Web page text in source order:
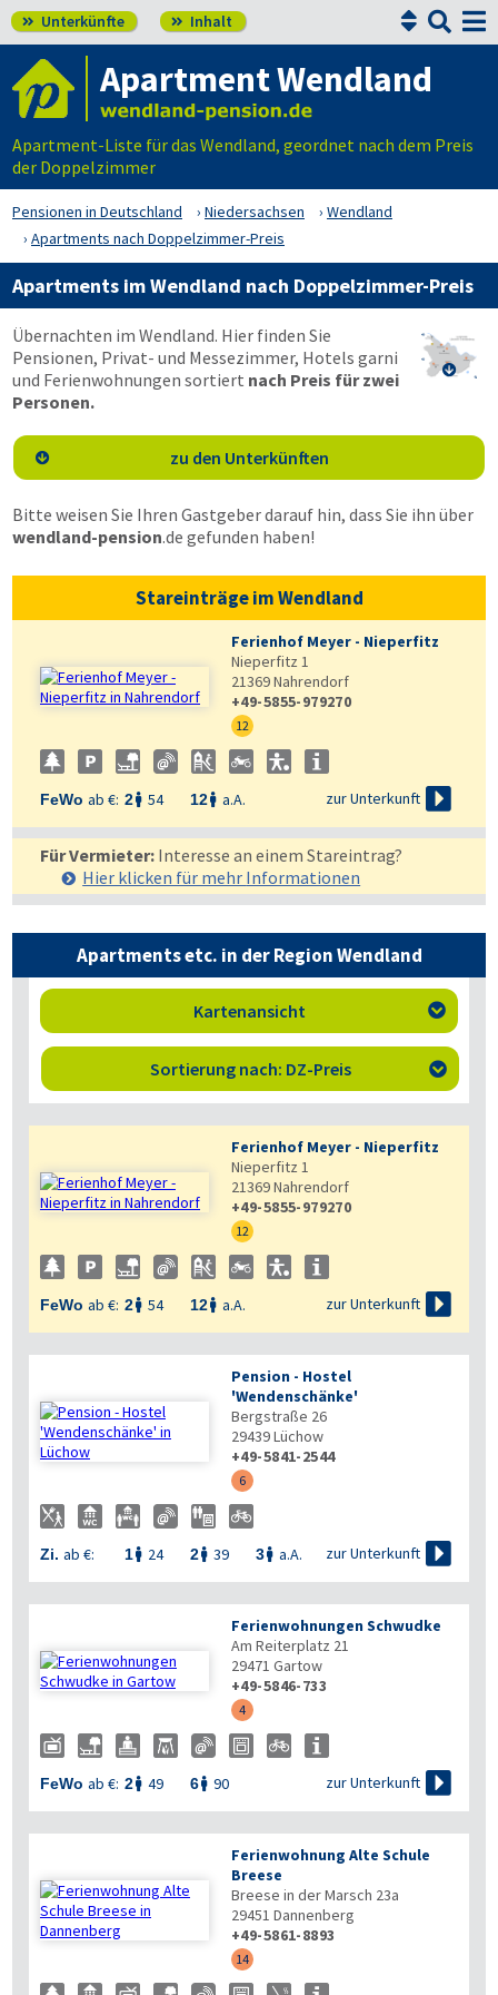
 Unterkünfte  Inhalt 

Apartment Wendland
Apartment-Liste für das Wendland, geordnet nach dem Preis
der Doppelzimmer
Pensionen in Deutschland Niedersachsen
Wendland
Apartments nach Doppelzimmer-Preis
Apartments im Wendland nach Doppelzimmer-Preis

Übernachten im Wendland. Hier finden Sie
Pensionen, Privat- und Messezimmer, Hotels garni
und Ferienwohnungen sortiert nach Preis für zwei
Personen.
 zu den Unterkünften
Bitte weisen Sie Ihren Gastgeber darauf hin, dass Sie ihn über
wendland-pension.de gefunden haben!
Stareinträge im Wendland
Ferienhof Meyer - Nieperfitz
Nieperfitz 1
21369Nahrendorf
+49-5855-979270
12
FeWo ab €: 2 54 12 a.A. zur Unterkunft 
Für Vermieter: Interesse an einem Stareintrag?
Hier klicken für mehr Informationen
Apartments etc. in der Region Wendland
Kartenansicht 
Sortierung nach: DZ-Preis 
Ferienhof Meyer - Nieperfitz
Nieperfitz 1
21369Nahrendorf
+49-5855-979270
12
FeWo ab €: 2 54 12 a.A. zur Unterkunft 
Pension - Hostel
'Wendenschänke'
Bergstraße 26
29439Lüchow
+49-5841-2544
6
Zi. ab €: 1 24 2 39 3 a.A. zur Unterkunft 
Ferienwohnungen Schwudke
Am Reiterplatz 21
29471 Gartow
+49-5846-733
4
FeWo ab €: 2 49 6 90 zur Unterkunft 
Ferienwohnung Alte Schule
Breese
Breese in der Marsch 23a
29451 Dannenberg
+49-5861-8893
14